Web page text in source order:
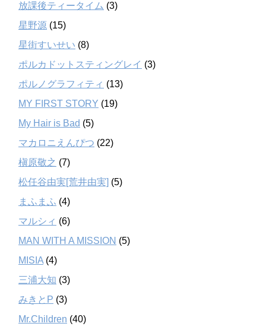
放課後ティータイム (3)
星野源 (15)
星街すいせい (8)
ポルカドットスティングレイ (3)
ポルノグラフィティ (13)
MY FIRST STORY (19)
My Hair is Bad (5)
マカロニえんぴつ (22)
槇原敬之 (7)
松任谷由実[荒井由実] (5)
まふまふ (4)
マルシィ (6)
MAN WITH A MISSION (5)
MISIA (4)
三浦大知 (3)
みきとP (3)
Mr.Children (40)